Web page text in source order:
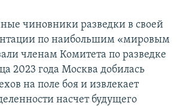
КРЫМА
чиновники разведки в своей
по наибольшим «мировым
членам Комитета по разведке
2023 года Москва добилась
на поле боя и извлекает
насчет будущего